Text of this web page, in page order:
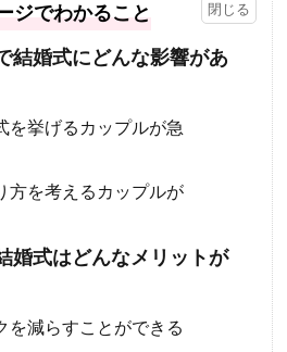
ジでわかること
結婚式にどんな影響があ
を挙げるカップルが急
方を考えるカップルが
婚式はどんなメリットが
を減らすことができる